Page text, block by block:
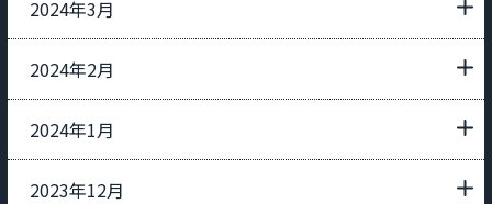
2024年3月
2024年2月
2024年1月
2023年12月